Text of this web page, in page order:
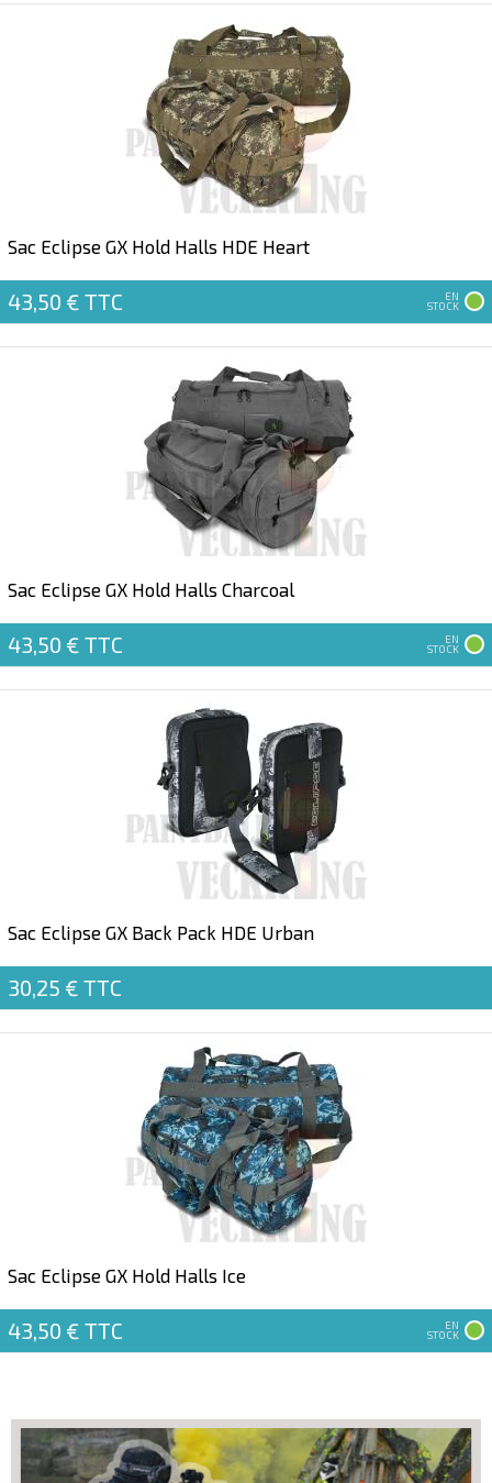
Sac Eclipse GX Hold Halls HDE Heart
43,50 € TTC EN
STOCK
Sac Eclipse GX Hold Halls Charcoal
43,50 € TTC EN
STOCK
Sac Eclipse GX Back Pack HDE Urban
30,25 € TTC
Sac Eclipse GX Hold Halls Ice
43,50 € TTC EN
STOCK